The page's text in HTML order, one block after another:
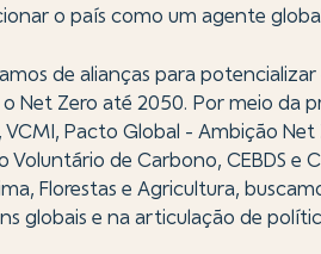
o país como um agente
de alianças para
Net Zero até 2050. Por meio da
VCMI, Pacto Global - Ambição
Voluntário de Carbono, CEBDS e
Florestas e Agricultura,
globais e na articulação de